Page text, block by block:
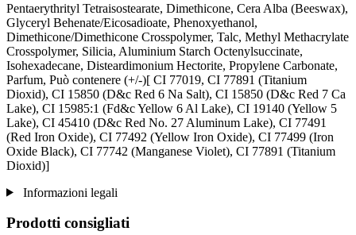
Pentaerythrityl Tetraisostearate, Dimethicone, Cera Alba (Beeswax),
Glyceryl Behenate/Eicosadioate, Phenoxyethanol,
Dimethicone/Dimethicone Crosspolymer, Talc, Methyl Methacrylate
Crosspolymer, Silicia, Aluminium Starch Octenylsuccinate,
Isohexadecane, Disteardimonium Hectorite, Propylene Carbonate,
Parfum, Può contenere (+/-)[ CI 77019, CI 77891 (Titanium
Dioxid), CI 15850 (D&c Red 6 Na Salt), CI 15850 (D&c Red 7 Ca
Lake), CI 15985:1 (Fd&c Yellow 6 Al Lake), CI 19140 (Yellow 5
Lake), CI 45410 (D&c Red No. 27 Aluminum Lake), CI 77491
(Red Iron Oxide), CI 77492 (Yellow Iron Oxide), CI 77499 (Iron
Oxide Black), CI 77742 (Manganese Violet), CI 77891 (Titanium
Dioxid)]
Informazioni legali
Prodotti consigliati